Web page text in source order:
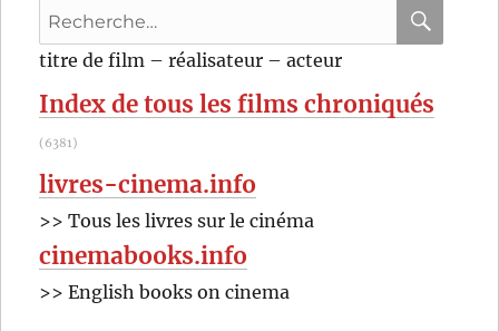
Miyazaki
Recherche
pour
titre de film – réalisateur – acteur
Index de tous les films chroniqués
(6381)
livres-cinema.info
>> Tous les livres sur le cinéma
cinemabooks.info
>> English books on cinema